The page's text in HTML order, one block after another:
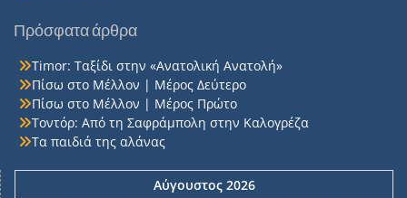
Πρόσφατα άρθρα
Timor: Ταξίδι στην «Ανατολική Ανατολή»
Πίσω στο Μέλλον | Μέρος Δεύτερο
Πίσω στο Μέλλον | Μέρος Πρώτο
Τοντόρ: Από τη Σαφράμπολη στην Καλογρέζα
Τα παιδιά της αλάνας
Αύγουστος 2026